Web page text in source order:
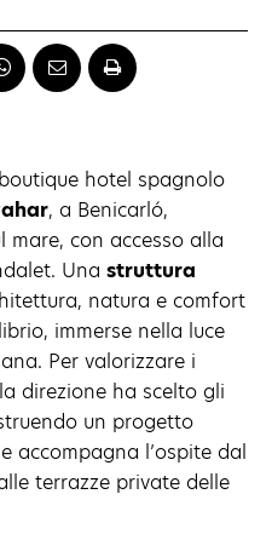
hotel spagnolo
, a Benicarló,
con accesso alla
Una struttura
natura e comfort
immerse nella luce
Per valorizzare i
direzione ha scelto gli
un progetto
accompagna l’ospite dal
terrazze private delle